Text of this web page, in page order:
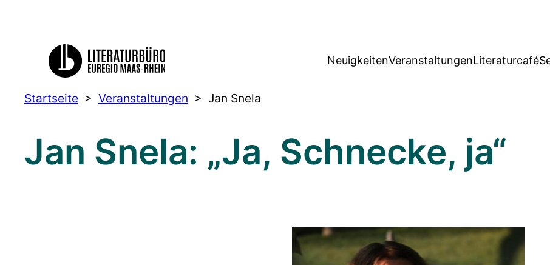
NeuigkeitenVeranstaltungenLiteraturcafé
Startseite > Veranstaltungen > Jan Snela
Jan Snela: „Ja, Schnecke, ja“